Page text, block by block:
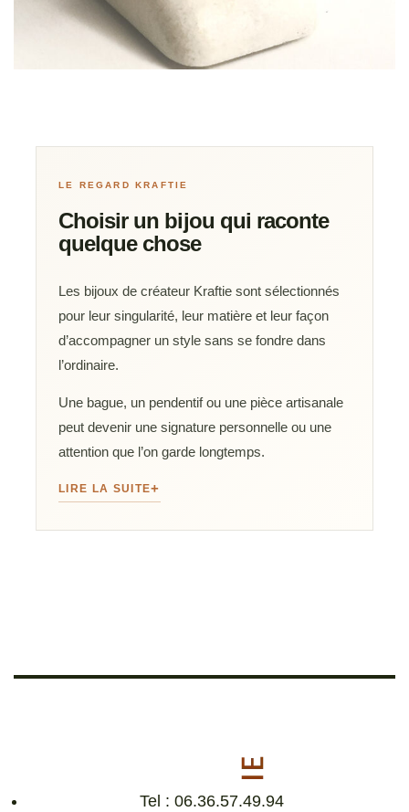
LE REGARD KRAFTIE
Choisir un bijou qui raconte
quelque chose
Les bijoux de créateur Kraftie sont sélectionnés
pour leur singularité, leur matière et leur façon
d’accompagner un style sans se fondre dans
l’ordinaire.
Une bague, un pendentif ou une pièce artisanale
peut devenir une signature personnelle ou une
attention que l’on garde longtemps.
LIRE LA SUITE
Tel : 06.36.57.49.94